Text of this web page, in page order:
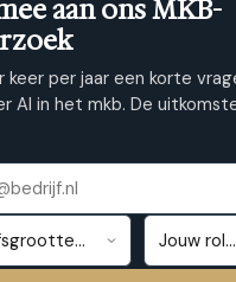
aan ons MKB-
keer per jaar een korte
AI in het mkb. De
Jouw rol